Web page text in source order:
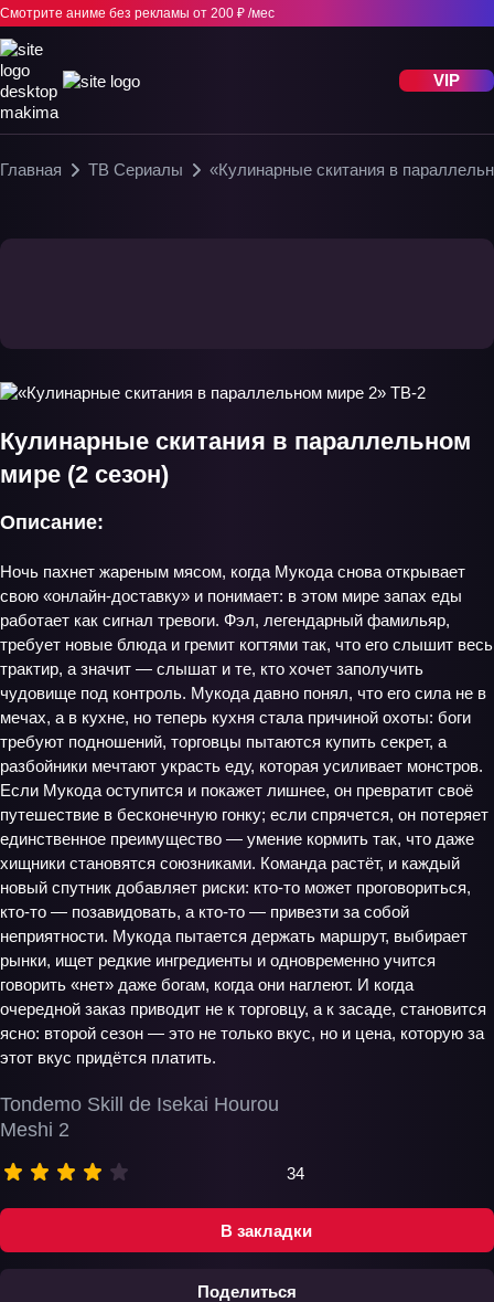
Смотрите аниме без рекламы от 200 ₽ /мес
VIP
Главная ТВ Сериалы «Кулинарные скитания в
В закладки
Поделиться
Кулинарные скитания в параллельном
мире (2 сезон)
Tondemo Skill de Isekai Hourou
Meshi 2
34
Описание:
Ночь пахнет жареным мясом, когда Мукода снова открывает
свою «онлайн‑доставку» и понимает: в этом мире запах еды
работает как сигнал тревоги. Фэл, легендарный фамильяр,
требует новые блюда и гремит когтями так, что его слышит весь
трактир, а значит — слышат и те, кто хочет заполучить
чудовище под контроль. Мукода давно понял, что его сила не в
мечах, а в кухне, но теперь кухня стала причиной охоты: боги
требуют подношений, торговцы пытаются купить секрет, а
разбойники мечтают украсть еду, которая усиливает монстров.
Если Мукода оступится и покажет лишнее, он превратит своё
путешествие в бесконечную гонку; если спрячется, он потеряет
единственное преимущество — умение кормить так, что даже
хищники становятся союзниками. Команда растёт, и каждый
новый спутник добавляет риски: кто‑то может проговориться,
кто‑то — позавидовать, а кто‑то — привезти за собой
неприятности. Мукода пытается держать маршрут, выбирает
рынки, ищет редкие ингредиенты и одновременно учится
говорить «нет» даже богам, когда они наглеют. И когда
очередной заказ приводит не к торговцу, а к засаде, становится
ясно: второй сезон — это не только вкус, но и цена, которую за
этот вкус придётся платить.